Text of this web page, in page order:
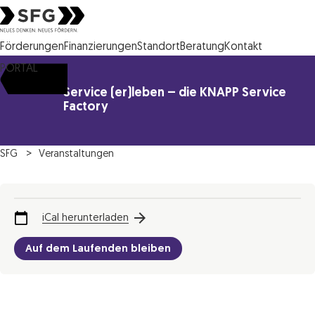
Steirische Wirtschaftsförderungsgesellschaft mbH SFG Logo
FörderungenFinanzierungenStandortBeratungKontakt
PORTAL
Service (er)leben – die KNAPP Service
Factory
SFG Veranstaltungen
iCal herunterladen
Auf dem Laufenden bleiben